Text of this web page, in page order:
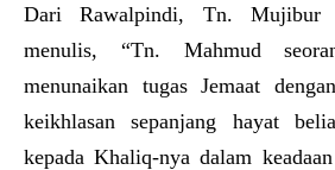
Dari Rawalpindi, Tn. Mujibur
menulis, “Tn. Mahmud
menunaikan tugas Jemaat
keikhlasan sepanjang hayat
kepada Khaliq-nya dalam